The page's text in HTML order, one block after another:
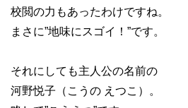
校閲の力もあったわけですね。
まさに”地味にスゴイ！”です。
それにしても主人公の名前の
河野悦子（こうの えつこ）。